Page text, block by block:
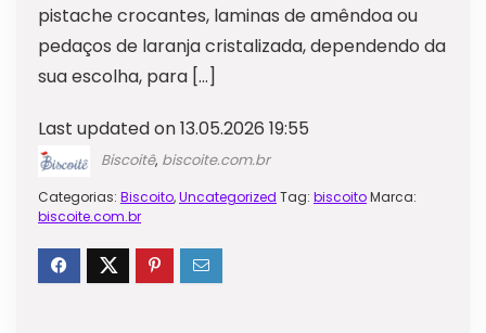
pistache crocantes, laminas de amêndoa ou
pedaços de laranja cristalizada, dependendo da
sua escolha, para […]
Last updated on 13.05.2026 19:55
Biscoitê, biscoite.com.br
Categorias: Biscoito,Uncategorized Tag: biscoitoMarca:
biscoite.com.br